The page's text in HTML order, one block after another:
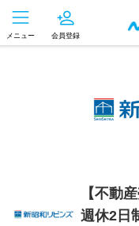
メニュー 会員登録
【不動
週休2日